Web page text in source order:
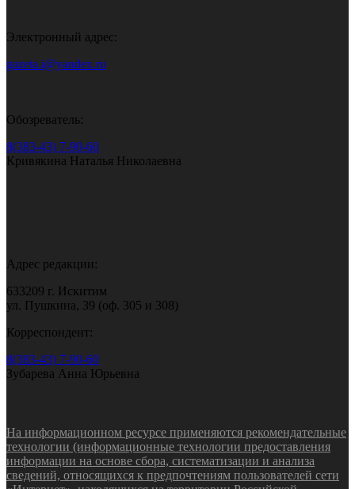
Электронный адрес:
gazeta.i@yandex.ru
Обозреватель:
8(383-43) 7-90-60
Кривякина Наталья Николаевна
Адрес редакции:
633209 г. Искитим
ул. Пушкина, 39 (оф. 305 и 308)
Корреспондент:
8(383-43) 7-90-60
Зубарева Анна Юрьевна
На информационном ресурсе применяются рекомендательные
технологии (информационные технологии предоставления
информации на основе сбора, систематизации и анализа
сведений, относящихся к предпочтениям пользователей сети